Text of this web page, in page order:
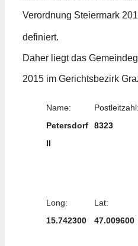
Verordnung Steiermark
definiert.
Daher liegt das
2015 im Gerichtsbezirk
Name:
Petersdorf
II
Postleitzahl:
8323
Long:
15.742300
Lat:
47.009600